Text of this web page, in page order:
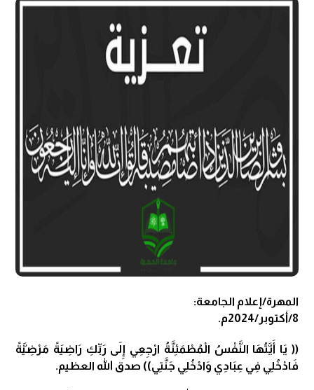
المهرة/إعلام الجامعة:
8/أكتوبر/2024م.
(( يَا أَيَّتُهَا النَّفْسُ الْمُطْمَئِنَّةُ ارْجِعِي إِلَى رَبِّكِ رَاضِيَةً مَرْضِيَّةً
فَادْخُلِي فِي عِبَادِي وَادْخُلِي جَنَّتِي)) صدق الله العظيم.